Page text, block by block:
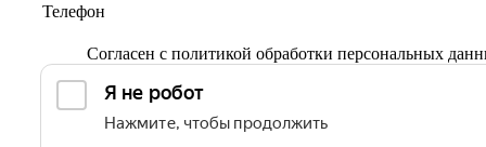
Согласен с политикой обработки персональных